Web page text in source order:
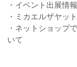
・イベント出展情報
・ミカエルザヤッ
・ネットショップ
いて